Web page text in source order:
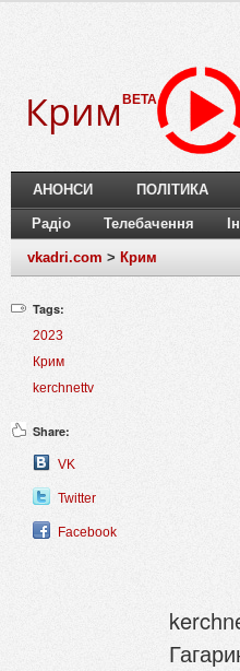
Крим BETA
АНОНСИ ПОЛІТИКА
Радіо Телебачення
vkadri.com > Крим
Tags:
2023
Крим
kerchnettv
Share:
VK
Twitter
Facebook